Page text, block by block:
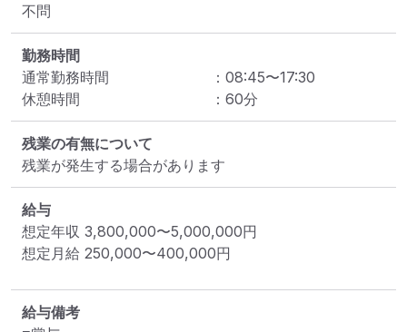
不問
勤務時間
通常勤務時間
： 08:45〜17:30
休憩時間
： 60分
残業の有無について
残業が発生する場合があります
給与
想定年収 3,800,000〜5,000,000円
想定月給 250,000〜400,000円
給与備考